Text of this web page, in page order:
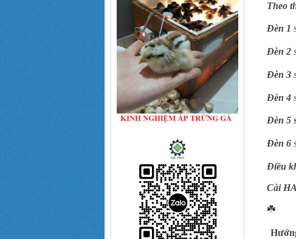
Theo
Đèn 1
Đèn 2
Đèn 3
Đèn 4
Đèn 5
Đèn 6
Điều
Cài
☘️